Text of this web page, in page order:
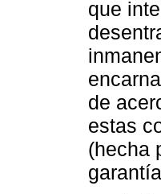
que
de
estas
(hecha